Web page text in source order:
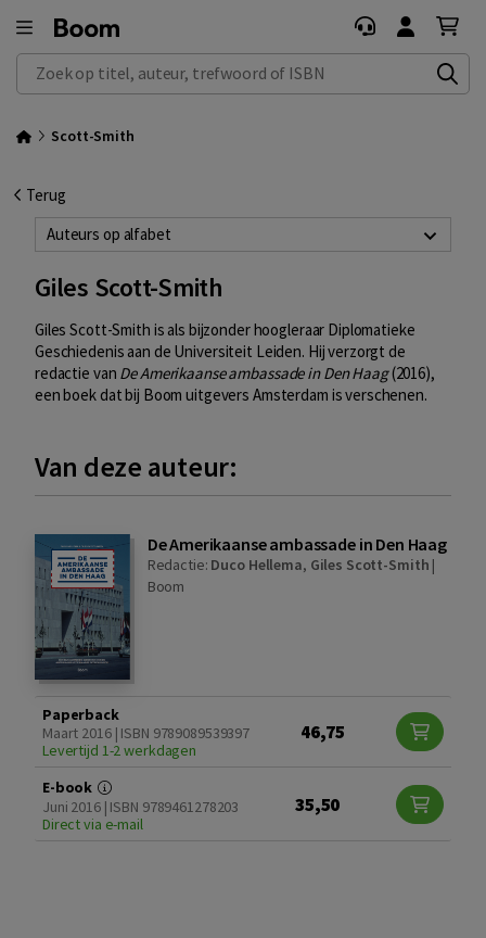
Zoek op titel, auteur, trefwoord of ISBN
Scott-Smith
Terug
Auteurs op alfabet
Giles Scott-Smith
Giles Scott-Smith is als bijzonder hoogleraar Diplomatieke
Geschiedenis aan de Universiteit Leiden. Hij verzorgt de
redactie van De Amerikaanse ambassade in Den Haag(2016),
een boek dat bij Boom uitgevers Amsterdam is verschenen.
Van deze auteur:
De Amerikaanse ambassade in Den Haag
Redactie: Duco Hellema, Giles Scott-Smith |
Boom
Paperback
Maart 2016 | ISBN 9789089539397
Levertijd 1-2 werkdagen
46,75
E-book
Juni 2016 | ISBN 9789461278203
Direct via e-mail
35,50